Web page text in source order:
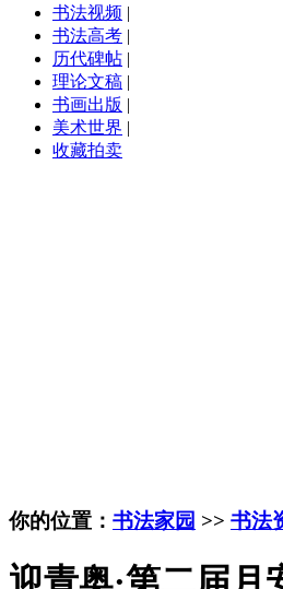
书法视频 |
书法高考 |
历代碑帖 |
理论文稿 |
书画出版 |
美术世界 |
收藏拍卖
你的位置： 书法家园 >> 书法